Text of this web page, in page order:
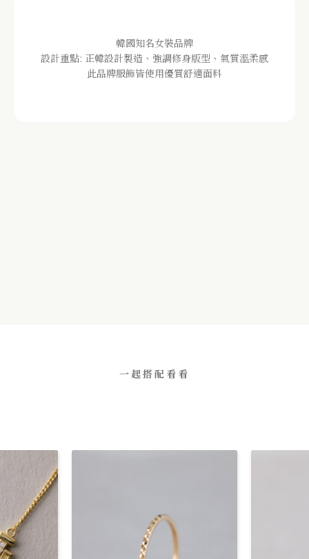
韓國知名女裝品牌
設計重點: 正韓設計製造、強調修身版型、氣質溫柔感
此品牌服飾皆使用優質舒適面料
一起搭配看看